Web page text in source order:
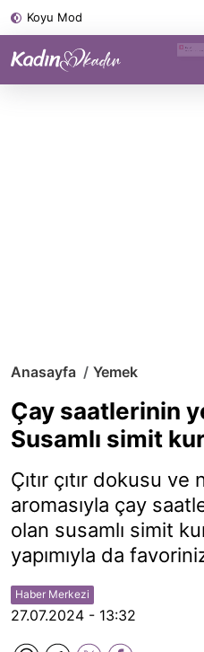
Koyu Mod
Anasayfa Yemek
Çay saatlerinin
Susamlı simit
Çıtır çıtır dokusu
aromasıyla çay
olan susamlı simit
yapımıyla da
Haber Merkezi
27.07.2024 - 13:32